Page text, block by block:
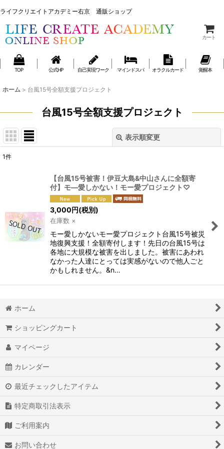
ライフクリエイトアカデミー右京 通販ショップ
カート
TOP 公式HP 自己実現ワーク マインドスパ オラクルカード 覚醒本
ホーム > 台風15号全額支援プロジェクト
台風15号全額支援プロジェクト
表示順変更
1件
【台風15号被害！伊豆大島&中山さんに全額寄
付】モ―愛しかない！モー愛プロジェクト♡
3,000円(税別)
在庫数 ×
モー愛しかないモー愛プロジェクト台風15号被災
地復興支援！全額寄付します！先日の台風15号は
各地に大規模な被害を出しました。被害にあわれ
なかった人達にとっては実感がないので他人ごと
かもしれません。&n…
ホーム
ショッピングカート
マイページ
カレンダー
最近チェックしたアイテム
特定商取引法表示
ご利用案内
お問い合わせ